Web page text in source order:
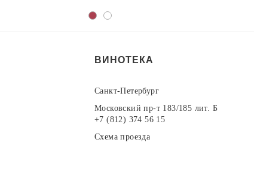
ВИНОТЕКА
Санкт-Петербург
Московский пр-т 183/185 лит. Б
+7 (812) 374 56 15
Схема проезда